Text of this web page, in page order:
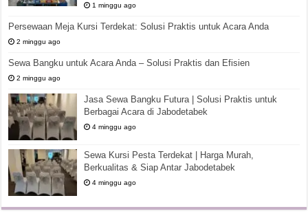
1 minggu ago
Persewaan Meja Kursi Terdekat: Solusi Praktis untuk Acara Anda
2 minggu ago
Sewa Bangku untuk Acara Anda – Solusi Praktis dan Efisien
2 minggu ago
Jasa Sewa Bangku Futura | Solusi Praktis untuk
Berbagai Acara di Jabodetabek
4 minggu ago
Sewa Kursi Pesta Terdekat | Harga Murah,
Berkualitas & Siap Antar Jabodetabek
4 minggu ago